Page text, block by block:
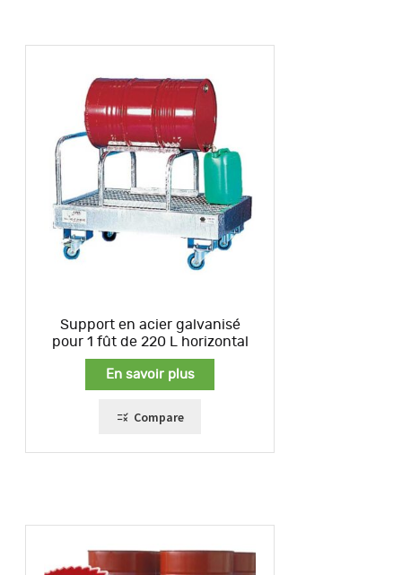
Support en acier galvanisé
pour 1 fût de 220 L horizontal
En savoir plus
Compare